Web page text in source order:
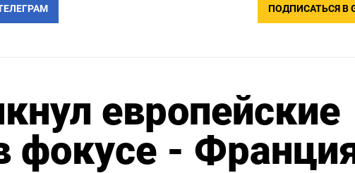
ПОДПИСАТЬСЯ В
европейские
фокусе -